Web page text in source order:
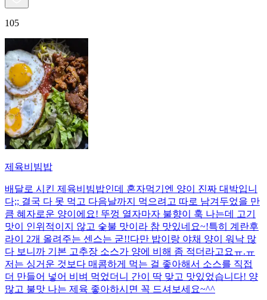
105
제육비빔밥
배달로 시킨 제육비빔밥인데 혼자먹기엔 양이 진짜 대박입니
다;; 결국 다 못 먹고 다음날까지 먹으려고 따로 남겨두었을 만
큼 혜자로운 양이에요! 뚜껑 열자마자 불향이 훅 나는데 고기
맛이 인위적이지 않고 숯불 맛이라 참 맛있네요~!특히 계란후
라이 2개 올려주는 센스는 굳!! ​다만 밥이랑 야채 양이 워낙 많
다 보니까 기본 고추장 소스가 양에 비해 좀 적더라고요ㅠ.ㅠ
저는 싱거운 것보다 매콤하게 먹는 걸 좋아해서 소스를 직접
더 만들어 넣어 비벼 먹었더니 간이 딱 맞고 맛있었습니다! 양
많고 불맛 나는 제육 좋아하시면 꼭 드셔보세요~^^